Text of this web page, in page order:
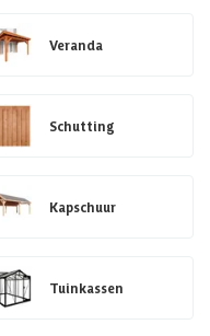
Veranda
Schutting
Kapschuur
Tuinkassen